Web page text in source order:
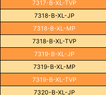
7317-B-XL-TVP
7318-B-XL-JP
7318-B-XL-MP
7318-B-XL-TVP
7319-B-XL-JP
7319-B-XL-MP
7319-B-XL-TVP
7320-B-XL-JP